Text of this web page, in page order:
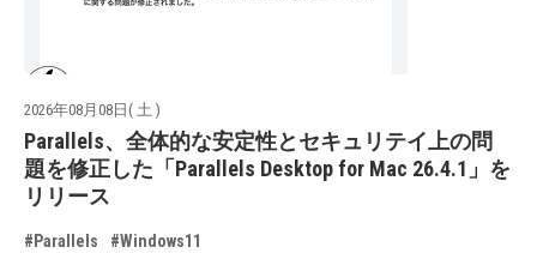
2026年08月08日( 土 )
Parallels、全体的な安定性とセキュリテイ上の問
題を修正した「Parallels Desktop for Mac 26.4.1」を
リリース
#Parallels #Windows11